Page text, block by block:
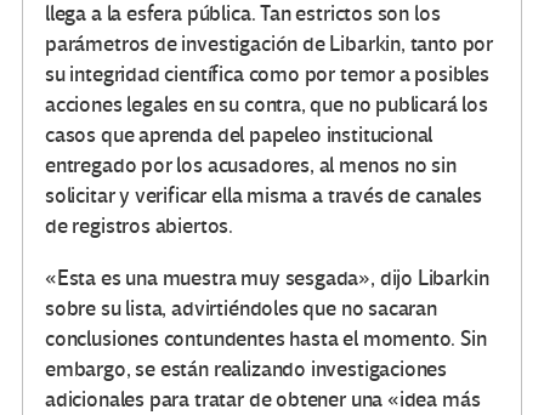
llega a la esfera pública. Tan estrictos son los
parámetros de investigación de Libarkin, tanto por
su integridad científica como por temor a posibles
acciones legales en su contra, que no publicará los
casos que aprenda del papeleo institucional
entregado por los acusadores, al menos no sin
solicitar y verificar ella misma a través de canales
de registros abiertos.
«Esta es una muestra muy sesgada», dijo Libarkin
sobre su lista, advirtiéndoles que no sacaran
conclusiones contundentes hasta el momento. Sin
embargo, se están realizando investigaciones
adicionales para tratar de obtener una «idea más